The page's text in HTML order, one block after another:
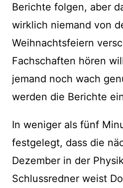
Berichte folgen, aber
wirklich niemand von
Weihnachtsfeiern
Fachschaften hören
jemand noch wach
werden die Berichte
In weniger als fünf
festgelegt, dass die
Dezember in der
Schlussredner weist